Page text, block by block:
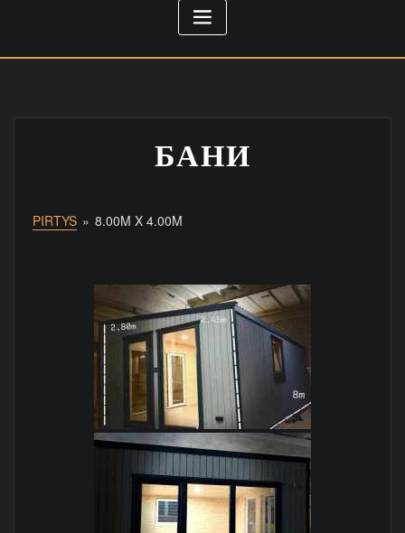
БАНИ
PIRTYS » 8.00M X 4.00M